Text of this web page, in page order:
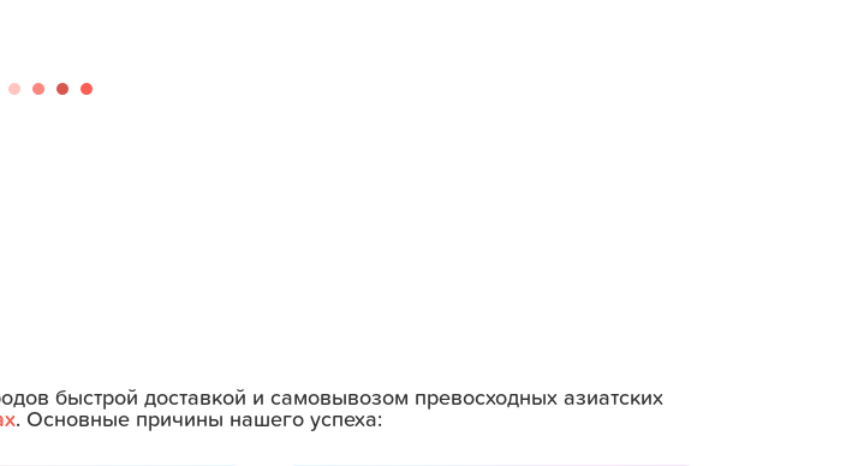
быстрой доставкой и самовывозом превосходных азиатских
. Основные причины нашего успеха: